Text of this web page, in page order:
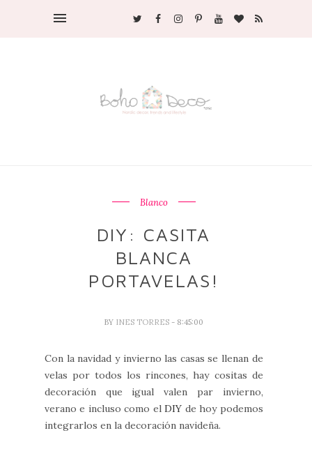
Blanco
DIY: CASITA
BLANCA
PORTAVELAS!
BY INES TORRES - 8:45:00
Con la navidad y invierno las casas se llenan de
velas por todos los rincones, hay cositas de
decoración que igual valen par invierno,
verano e incluso como elDIY de hoy podemos
integrarlos en la decoración navideña.